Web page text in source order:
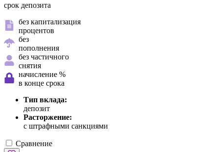
срок депозита
без капитализация
процентов
без
пополнения
без частичного
снятия
начисление %
в конце срока
Тип вклада:
депозит
Расторжение:
с штрафными санкциями
Сравнение